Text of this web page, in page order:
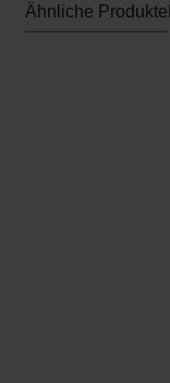
Ähnliche Produkte